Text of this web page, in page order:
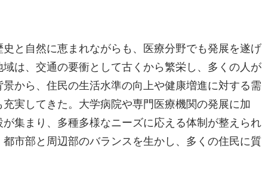
と自然に恵まれながらも、医療分野でも発展を遂げ
は、交通の要衝として古くから繁栄し、多くの人が
から、住民の生活水準の向上や健康増進に対する需
実してきた。大学病院や専門医療機関の発展に加
集まり、多種多様なニーズに応える体制が整えられ
市部と周辺部のバランスを生かし、多くの住民に質